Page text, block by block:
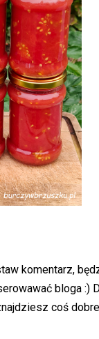
komentarz,
bloga :)
coś